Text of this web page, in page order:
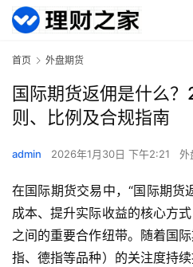
首页 外盘期货
国际期货返佣是什么
则、比例及合规指南
admin 2026年1月30日 下午2:21 外
在国际期货交易中，“国际期货
成本、提升实际收益的核心方
之间的重要合作纽带。随着国
指、德指等品种）的关注度持